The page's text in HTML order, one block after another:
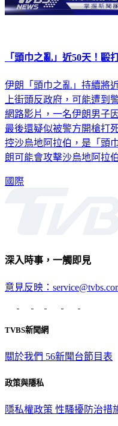
「頭巾之亂」近50天！
伊朗「頭巾之亂」持續將
上街頭反政府，可能遭到
網路影片，一名伊朗男子
最後還疑似被警方開槍打
控沙烏地阿拉伯，是「頭
朗可能會攻擊沙烏地阿拉
國際
深入時事，一觸即見
意見反映：
TVBS新聞網
關於我們 56新聞台節目表
政策與隱私
隱私權政策 性騷擾防治措